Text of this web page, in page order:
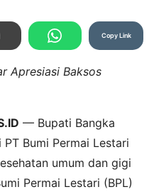
Copy Link
Apresiasi Baksos
— Bupati Bangka
Bumi Permai Lestari
umum dan gigi
Permai Lestari (BPL)